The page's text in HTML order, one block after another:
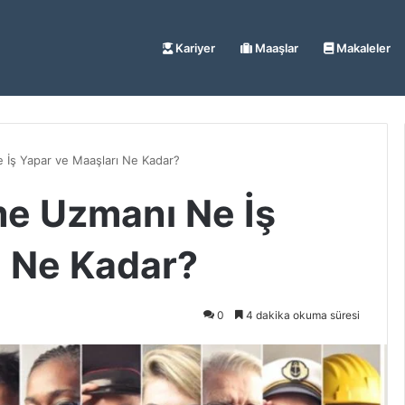
Kariyer Maaşlar Makaleler
Yapar ve Maaşları Ne Kadar?
Uzmanı Ne İş
Ne Kadar?
0 4 dakika okuma süresi